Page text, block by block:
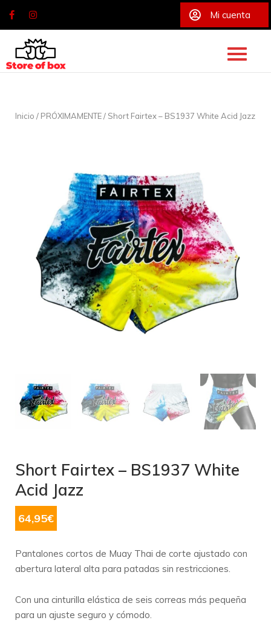
Mi cuenta
content
Inicio / PRÓXIMAMENTE/ Short Fairtex – BS1937 White Acid Jazz
Short Fairtex – BS1937 White
Acid Jazz
64,95€
Pantalones cortos de Muay Thai de corte ajustado con
abertura lateral alta para patadas sin restricciones.
Con una cinturilla elástica de seis correas más pequeña
para un ajuste seguro y cómodo.